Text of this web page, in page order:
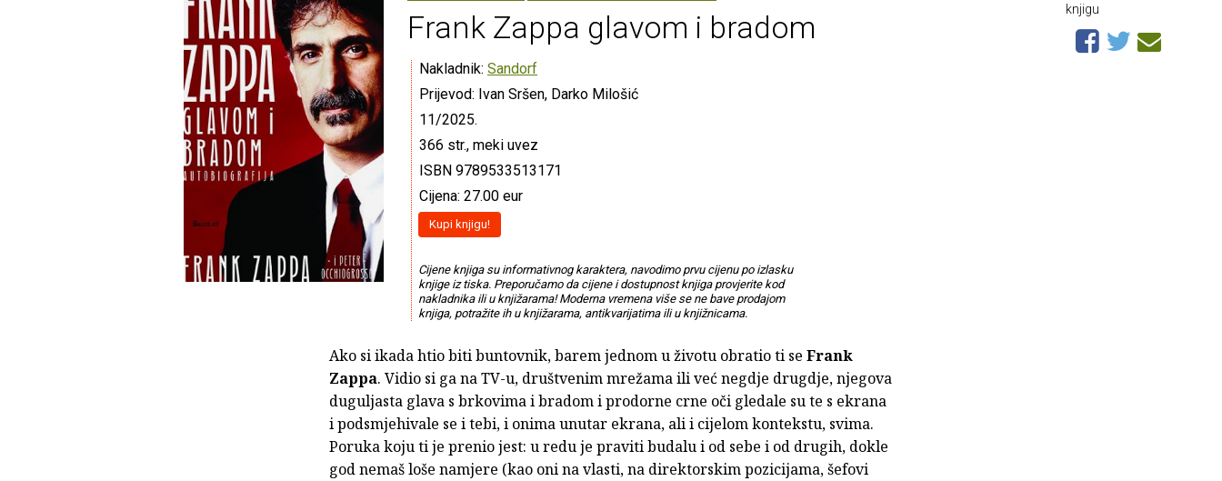
Frank Zappa glavom i bradom
Nakladnik: Sandorf
Prijevod: Ivan Sršen, Darko Milošić
11/2025.
366 str., meki uvez
ISBN 9789533513171
Cijena: 27.00 eur
Kupi knjigu!
Cijene knjiga su informativnog karaktera, navodimo prvu cijenu po izlasku
knjige iz tiska. Preporučamo da cijene i dostupnost knjiga provjerite kod
nakladnika ili u knjižarama! Moderna vremena više se ne bave prodajom
knjiga, potražite ih u knjižarama, antikvarijatima ili u knjižnicama.
Ako si ikada htio biti buntovnik, barem jednom u životu obratio ti se Frank
Zappa. Vidio si ga na TV-u, društvenim mrežama ili već negdje drugdje, njegova
duguljasta glava s brkovima i bradom i prodorne crne oči gledale su te s ekrana
i podsmjehivale se i tebi, i onima unutar ekrana, ali i cijelom kontekstu, svima.
Poruka koju ti je prenio jest: u redu je praviti budalu i od sebe i od drugih, dokle
god nemaš loše namjere (kao oni na vlasti, na direktorskim pozicijama, šefovi
knjigu